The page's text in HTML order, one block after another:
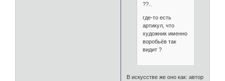
??..
где-то есть
артикул, что
художник именно
воробьёв так
видит ?
В искусстве же оно как: автор